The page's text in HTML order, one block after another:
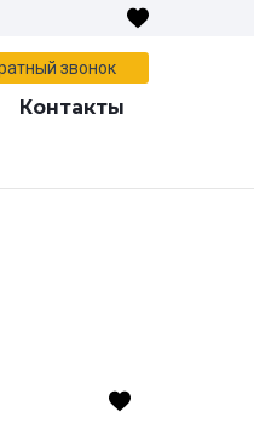
звонок
Контакты